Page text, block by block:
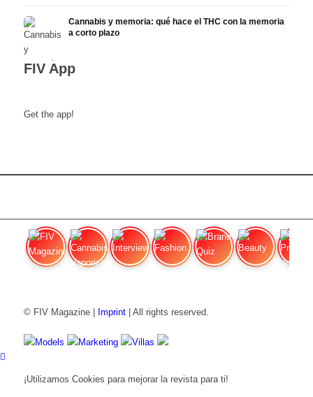
Cannabis y memoria: qué hace el THC con la memoria
a corto plazo
FIV App
Get the app!
© FIV Magazine | Imprint| All rights reserved.
Models Marketing Villas
¡Utilizamos Cookies para mejorar la revista para ti!